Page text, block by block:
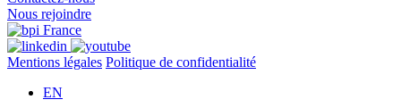
Nous rejoindre
Mentions légales Politique de confidentialité
EN